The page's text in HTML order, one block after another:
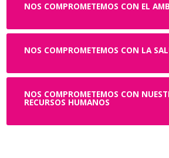
NOS COMPROMETEMOS CON EL
NOS COMPROMETEMOS CON LA
NOS COMPROMETEMOS CON
RECURSOS HUMANOS